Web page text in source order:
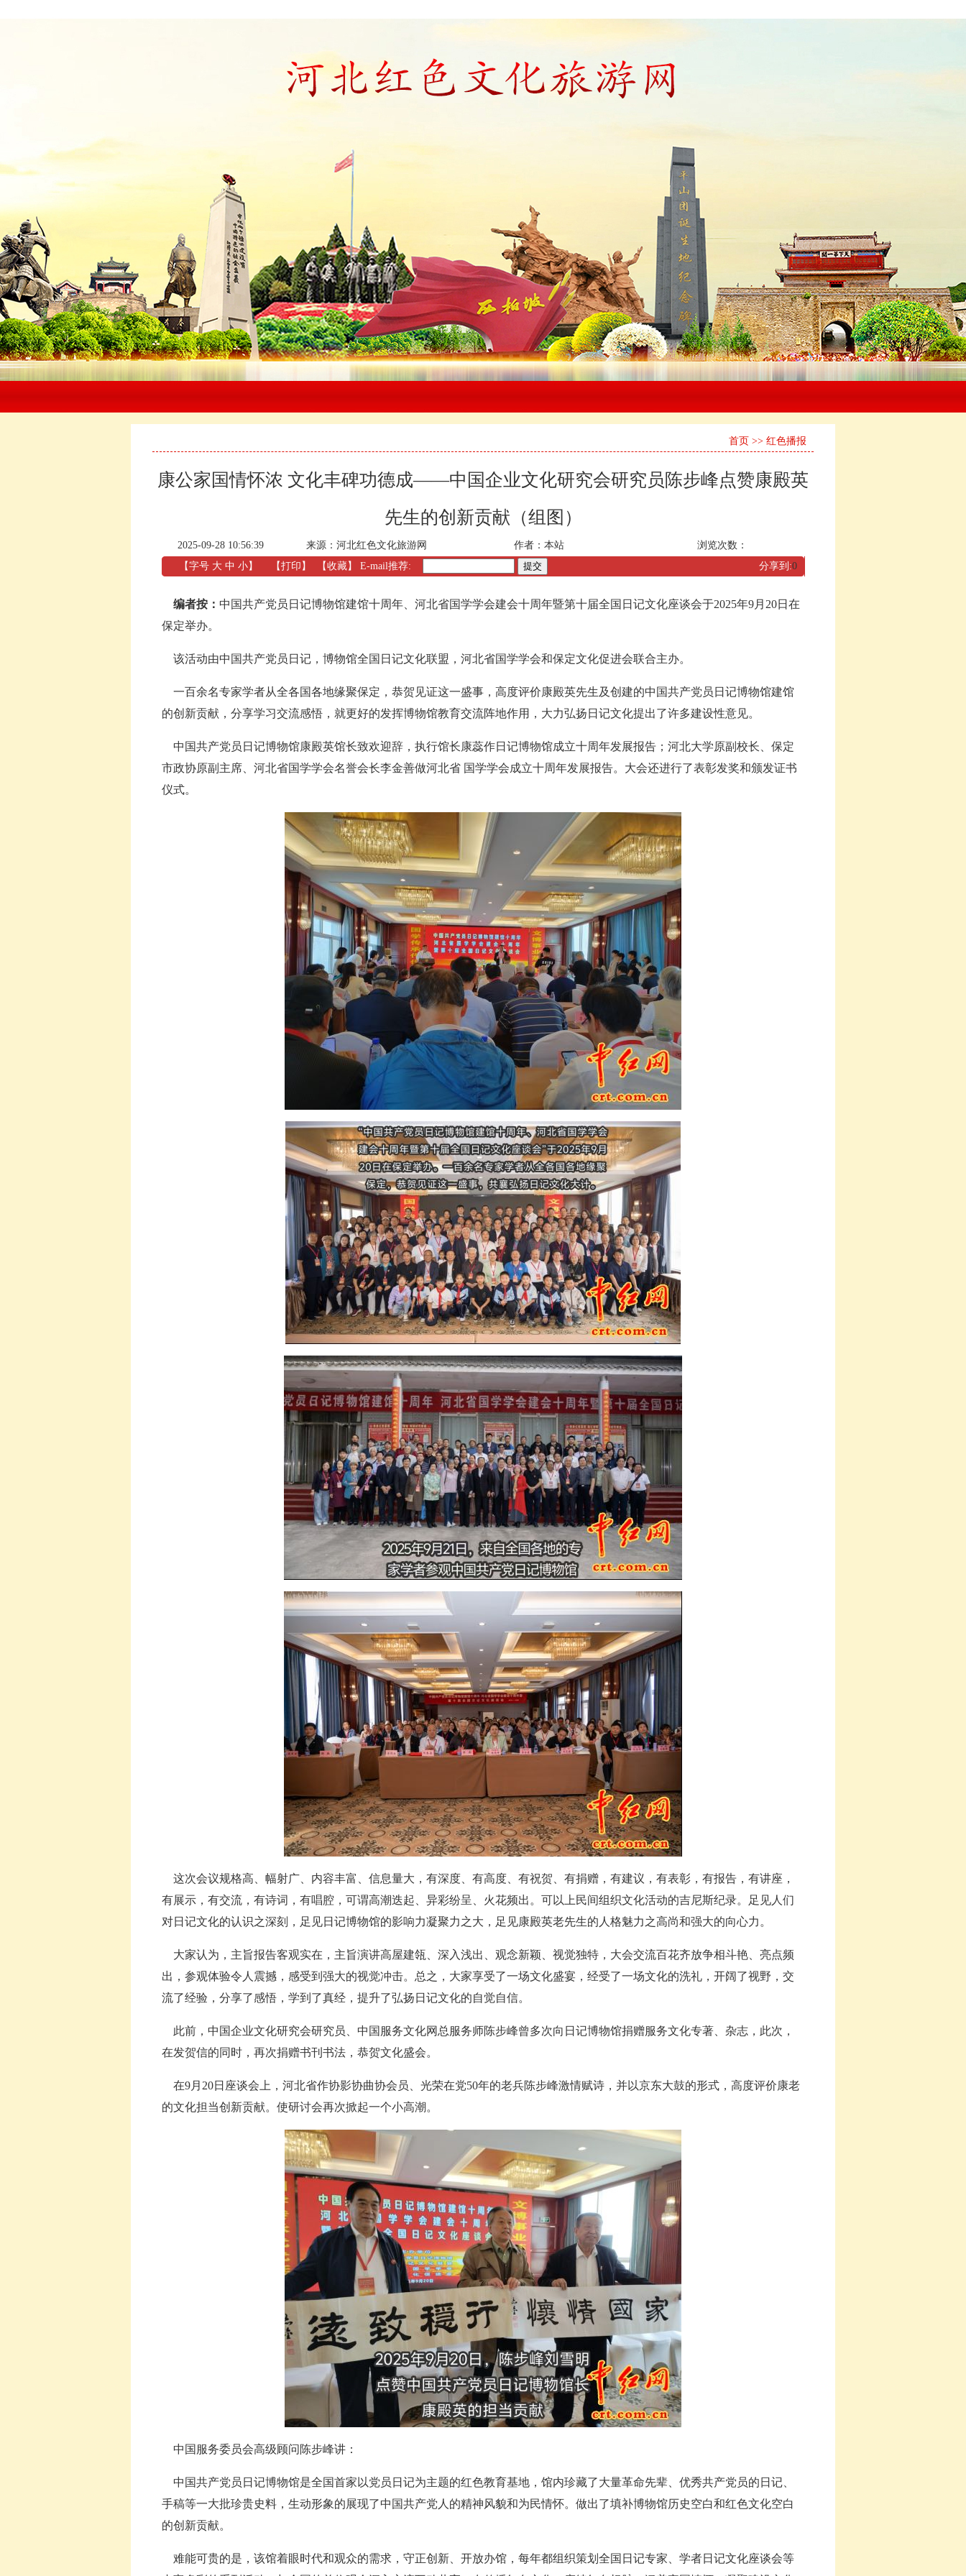
首页 >> 红色播报
康公家国情怀浓 文化丰碑功德成——中国企业文化研究会研究员陈步峰点赞康殿英
先生的创新贡献（组图）
2025-09-28 10:56:39 来源： 河北红色文化旅游网 作者： 本站
浏览次数：
【字号 大 中 小】 【打印 】 【收藏】 E-mail推荐: 分享到:0
编者按： 中国共产党员日记博物馆建馆十周年、河北省国学学会建会十周年暨第十届全国日记文化座谈会于2025年9月20日在
保定举办。
该活动由中国共产党员日记，博物馆全国日记文化联盟，河北省国学学会和保定文化促进会联合主办。
一百余名专家学者从全各国各地缘聚保定，恭贺见证这一盛事，高度评价康殿英先生及创建的中国共产党员日记博物馆建馆
的创新贡献，分享学习交流感悟，就更好的发挥博物馆教育交流阵地作用，大力弘扬日记文化提出了许多建设性意见。
中国共产党员日记博物馆康殿英馆长致欢迎辞，执行馆长康蕊作日记博物馆成立十周年发展报告；河北大学原副校长、保定
市政协原副主席、河北省国学学会名誉会长李金善做河北省 国学学会成立十周年发展报告。大会还进行了表彰发奖和颁发证书
仪式。
这次会议规格高、幅射广、内容丰富、信息量大，有深度、有高度、有祝贺、有捐赠，有建议，有表彰，有报告，有讲座，
有展示，有交流，有诗词，有唱腔，可谓高潮迭起、异彩纷呈、火花频出。可以上民间组织文化活动的吉尼斯纪录。足见人们
对日记文化的认识之深刻，足见日记博物馆的影响力凝聚力之大，足见康殿英老先生的人格魅力之高尚和强大的向心力。
大家认为，主旨报告客观实在，主旨演讲高屋建瓴、深入浅出、观念新颖、视觉独特，大会交流百花齐放争相斗艳、亮点频
出，参观体验令人震撼，感受到强大的视觉冲击。总之，大家享受了一场文化盛宴，经受了一场文化的洗礼，开阔了视野，交
流了经验，分享了感悟，学到了真经，提升了弘扬日记文化的自觉自信。
此前，中国企业文化研究会研究员、中国服务文化网总服务师陈步峰曾多次向日记博物馆捐赠服务文化专著、杂志，此次，
在发贺信的同时，再次捐赠书刊书法，恭贺文化盛会。
在9月20日座谈会上，河北省作协影协曲协会员、光荣在党50年的老兵陈步峰激情赋诗，并以京东大鼓的形式，高度评价康老
的文化担当创新贡献。使研讨会再次掀起一个小高潮。
中国服务委员会高级顾问陈步峰讲：
中国共产党员日记博物馆是全国首家以党员日记为主题的红色教育基地，馆内珍藏了大量革命先辈、优秀共产党员的日记、
手稿等一大批珍贵史料，生动形象的展现了中国共产党人的精神风貌和为民情怀。做出了填补博物馆历史空白和红色文化空白
的创新贡献。
难能可贵的是，该馆着眼时代和观众的需求，守正创新、开放办馆，每年都组织策划全国日记专家、学者日记文化座谈会等